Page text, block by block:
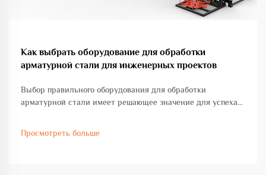
Как выбрать оборудование для обработки
арматурной стали для инженерных проектов
Выбор правильного оборудования для обработки
арматурной стали имеет решающее значение для успеха
промышленное производство. Выбор оборудования
Просмотреть больше